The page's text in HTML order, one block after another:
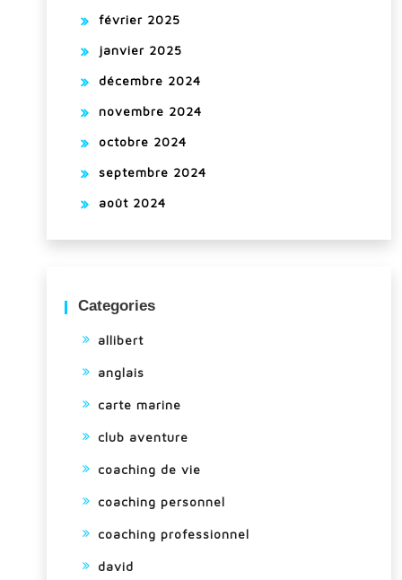
février 2025
janvier 2025
décembre 2024
novembre 2024
octobre 2024
septembre 2024
août 2024
Categories
allibert
anglais
carte marine
club aventure
coaching de vie
coaching personnel
coaching professionnel
david